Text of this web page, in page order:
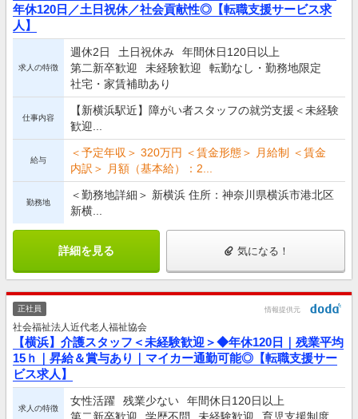
年休120日／土日祝休／社会貢献性◎【転職支援サービス求
人】
求人の特徴
週休2日 土日祝休み
年間休日120日以上
第二新卒歓迎
未経験歓迎
転勤なし・勤務地限定
社宅・家賃補助あり
仕事内容
【新横浜駅近】障がい者スタッフの就労支援＜未経験
歓迎...
給与
＜予定年収＞ 320万円 ＜賃金形態＞ 月給制 ＜賃金
内訳＞ 月額（基本給）：2...
勤務地
＜勤務地詳細＞ 新横浜 住所：神奈川県横浜市港北区
新横...
詳細を見る 気になる！
正社員 情報提供元
社会福祉法人近代老人福祉協会
【横浜】介護スタッフ＜未経験歓迎＞◆年休120日｜残業平均
15ｈ｜昇給＆賞与あり｜マイカー通勤可能◎【転職支援サー
ビス求人】
求人の特徴
女性活躍 残業少ない
年間休日120日以上
第二新卒歓迎
学歴不問 未経験歓迎 育児支援制度